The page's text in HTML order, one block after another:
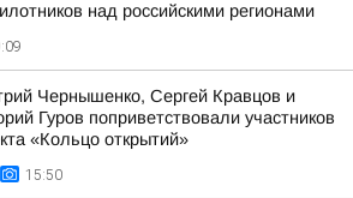
над российскими регионами
Чернышенко, Сергей Кравцов и
Гуров поприветствовали участников
«Кольцо открытий»
15:50